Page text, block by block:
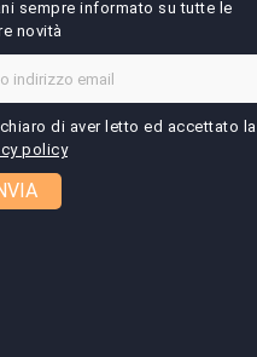
sempre informato su tutte le
novità
di aver letto ed accettato la
policy